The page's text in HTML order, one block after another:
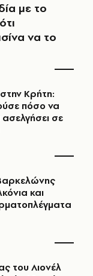
με το
να το
Κρήτη:
πόσο να
σε
και
του Λιονέλ